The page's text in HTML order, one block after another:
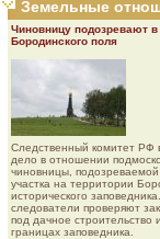
Земельные
Чиновницу подозревают в
Бородинского поля
Следственный комитет РФ
дело в отношении
чиновницы, подозреваемой
участка на территории
исторического
следователи проверяют
под дачное строительство
границах заповедника.